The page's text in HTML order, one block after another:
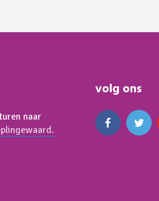
naar
volg ons